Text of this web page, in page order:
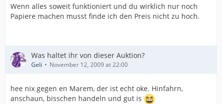
Wenn alles soweit funktioniert und du wirklich nur noch
Papiere machen musst finde ich den Preis nicht zu hoch.
Was haltet ihr von dieser Auktion?
Geli November 12, 2009 at 22:00
hee nix gegen en Marem, der ist echt oke. Hinfahrn,
anschaun, bisschen handeln und gut is